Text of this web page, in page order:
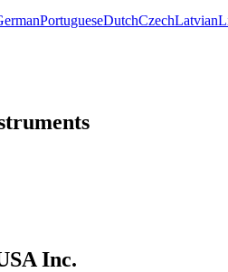
PortugueseDutchCzechLatvian
Inc.